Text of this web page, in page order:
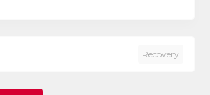
Recovery